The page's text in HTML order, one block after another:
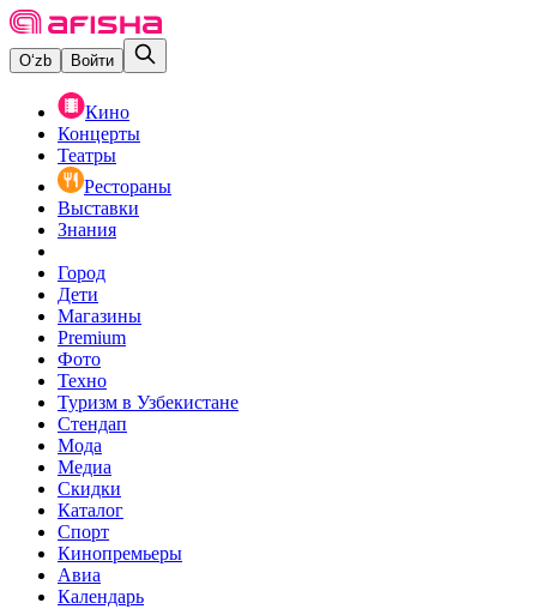
O‘zb Войти
Кино
Концерты
Театры
Рестораны
Выставки
Знания
Город
Дети
Магазины
Premium
Фото
Техно
Туризм в Узбекистане
Стендап
Мода
Медиа
Скидки
Каталог
Спорт
Кинопремьеры
Авиа
Календарь